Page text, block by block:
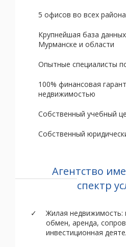
5 офисов во всех
Крупнейшая база
Мурманске и области
Опытные специалисты
100% финансовая
недвижимостью
Собственный учебный
Собственный
Агентство
спектр
Жилая недвижимость:
обмен, аренда,
инвестиционная